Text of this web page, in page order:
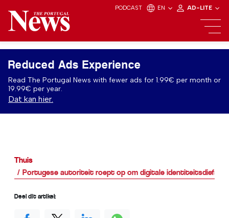
PODCAST EN AD-LITE
Reduced Ads Experience
Read The Portugal News with fewer ads for 1.99€ per month or
19.99€ per year.
Dat kan hier.
Thuis
Portugese autoriteit roept op om digitale identiteitsdiefstal
Deel dit artikel: